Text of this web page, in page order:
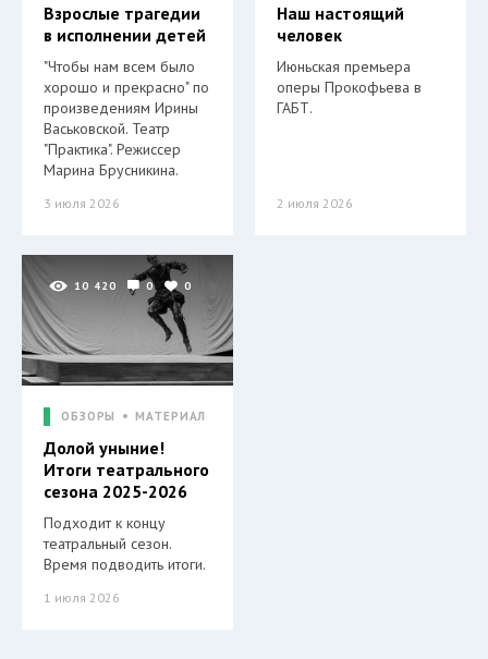
Взрослые трагедии
в исполнении детей
"Чтобы нам всем было
хорошо и прекрасно" по
произведениям Ирины
Васьковской. Театр
"Практика". Режиссер
Марина Брусникина.
3 июля 2026
Наш настоящий
человек
Июньская премьера
оперы Прокофьева в
ГАБТ.
2 июля 2026
10 420 0 0
ОБЗОРЫ МАТЕРИАЛ
Долой уныние!
Итоги театрального
сезона 2025-2026
Подходит к концу
театральный сезон.
Время подводить итоги.
1 июля 2026